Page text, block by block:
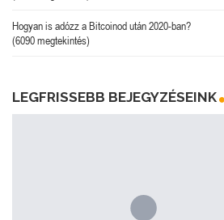
Hogyan is adózz a Bitcoinod után 2020-ban?
(6090 megtekintés)
LEGFRISSEBB BEJEGYZÉSEINK